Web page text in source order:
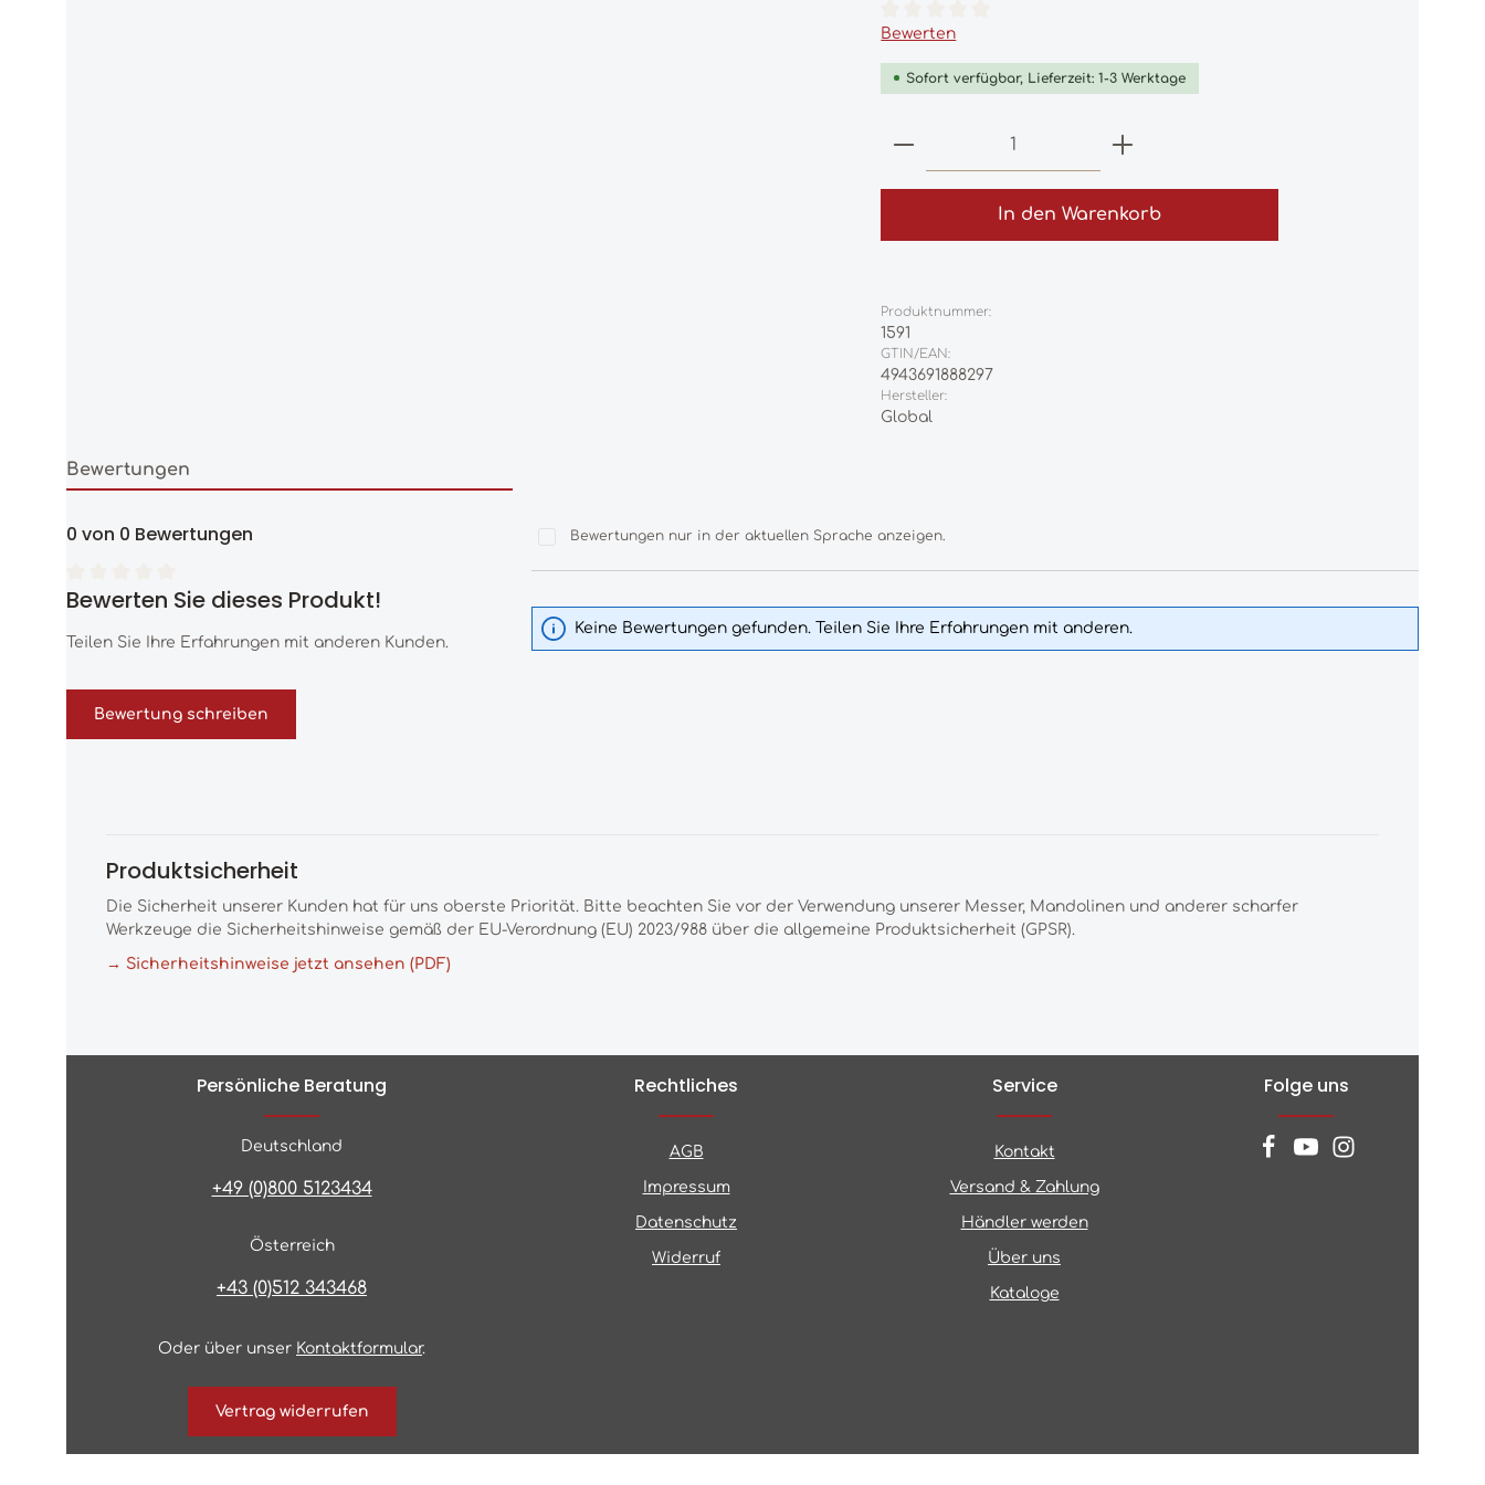
Durchschnittliche Bewertung von 0 von 5 Sternen
Bewerten
Sofort verfügbar, Lieferzeit: 1-3 Werktage
Produkt Anzahl: Gib den gewünschten
In den Warenkorb
Produktnummer:
1591
GTIN/EAN:
4943691888297
Hersteller:
Global
Bewertungen
0 von 0 Bewertungen
Durchschnittliche Bewertung von 0 von 5 Sternen
Bewerten Sie dieses Produkt!
Teilen Sie Ihre Erfahrungen mit anderen Kunden.
Bewertung schreiben
Bewertungen nur in der aktuellen Sprache anzeigen.
Keine Bewertungen gefunden. Teilen Sie Ihre Erfahrungen mit anderen.
Produktsicherheit
Die Sicherheit unserer Kunden hat für uns oberste Priorität. Bitte beachten Sie vor der Verwendung unserer Messer, Mandolinen und anderer scharfer
Werkzeuge die Sicherheitshinweise gemäß der EU-Verordnung (EU) 2023/988 über die allgemeine Produktsicherheit (GPSR).
→ Sicherheitshinweise jetzt ansehen (PDF)
Persönliche Beratung
Deutschland
+49 (0)800 5123434
Österreich
+43 (0)512 343468
Oder über unser Kontaktformular.
Vertrag widerrufen
Rechtliches
AGB
Impressum
Datenschutz
Widerruf
Service
Kontakt
Versand & Zahlung
Händler werden
Über uns
Kataloge
Folge uns